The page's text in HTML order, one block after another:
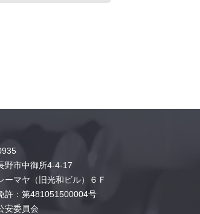
野市中御所4-4-17
ーマヤ（旧光和ビル）６Ｆ
許：第481051500004号
安委員会